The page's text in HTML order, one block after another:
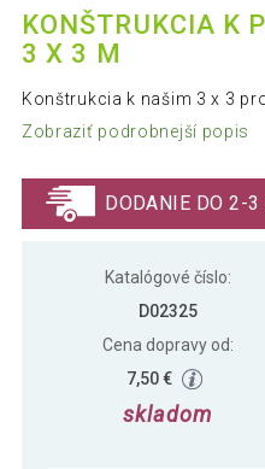
KONŠTRUKCIA K
3 X 3 M
Konštrukcia k našim 3 x 3
Zobraziť podrobnejší popis
DODANIE DO 2-3
Katalógové číslo:
D02325
Cena dopravy od:
7,50 €
skladom